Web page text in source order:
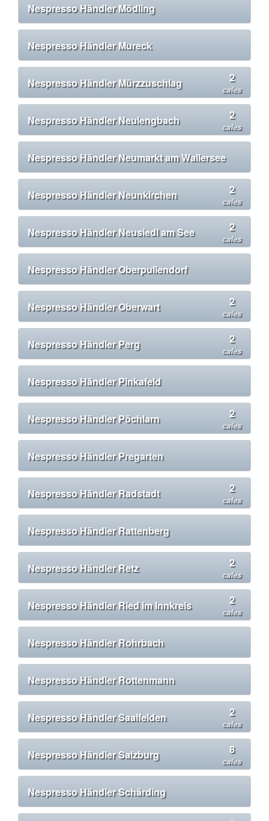
Nespresso Händler Mödling
Nespresso Händler Mureck
Nespresso Händler Mürzzuschlag 2
cafes
Nespresso Händler Neulengbach 2
cafes
Nespresso Händler Neumarkt am Wallersee
Nespresso Händler Neunkirchen 2
cafes
Nespresso Händler Neusiedl am See 2
cafes
Nespresso Händler Oberpullendorf
Nespresso Händler Oberwart 2
cafes
Nespresso Händler Perg 2
cafes
Nespresso Händler Pinkafeld
Nespresso Händler Pöchlarn 2
cafes
Nespresso Händler Pregarten
Nespresso Händler Radstadt 2
cafes
Nespresso Händler Rattenberg
Nespresso Händler Retz 2
cafes
Nespresso Händler Ried im Innkreis 2
cafes
Nespresso Händler Rohrbach
Nespresso Händler Rottenmann
Nespresso Händler Saalfelden 2
cafes
Nespresso Händler Salzburg 8
cafes
Nespresso Händler Schärding